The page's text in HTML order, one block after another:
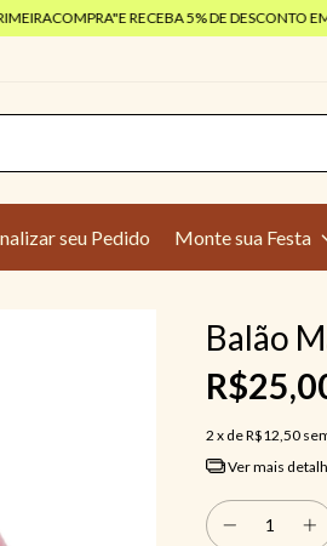
RECEBA 5% DE DESCONTO EM
seu Pedido Monte sua Festa
Balão
2 x deR$12,50
Ver mais